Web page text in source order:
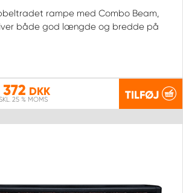
rampe med Combo Beam,
både god længde og bredde på
DKK
25 % MOMS TILFØJ